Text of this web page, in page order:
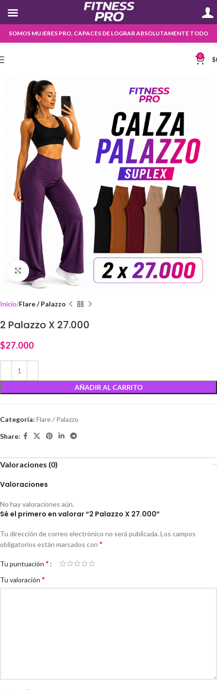
SOMOS MUJERES PRO, CAPACES DE LOGRAR ABSOLUTAMENTE TODO
0 $
Click to enlarge
Inicio Flare / Palazzo
2 Palazzo X 27.000
$27.000
AÑADIR AL CARRITO
Categoría: Flare / Palazzo
Share:
Valoraciones (0)
Valoraciones
No hay valoraciones aún.
Sé el primero en valorar “2 Palazzo X 27.000”
Tu dirección de correo electrónico no será publicada. Los campos
obligatorios están marcados con *
Tu puntuación *
Tu valoración *